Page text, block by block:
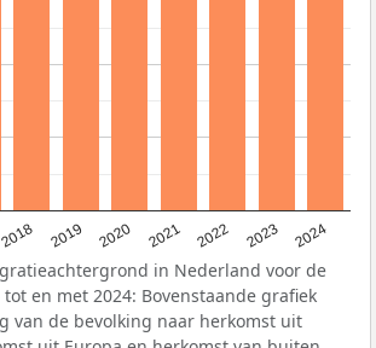
2018 2019 2020 2021 2022 2023 2024
in Nederland voor de
en met 2024: Bovenstaande grafiek
van de bevolking naar herkomst uit